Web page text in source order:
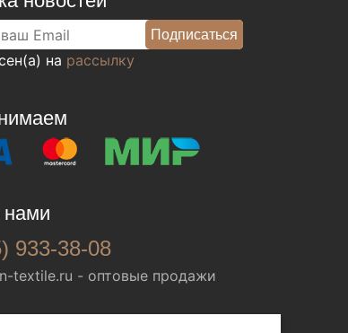
на рассылку
нами
933-38-08
textile.ru - оптовые продажи